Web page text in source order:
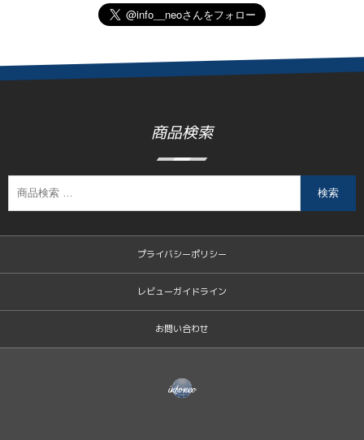
商品検索
検索
プライバシーポリシー
レビューガイドライン
お問い合わせ